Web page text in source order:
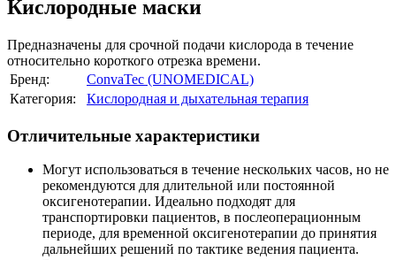
Кислородные маски
Предназначены для срочной подачи кислорода в течение
относительно короткого отрезка времени.
Бренд:
ConvaTec (UNOMEDICAL)
Категория:
Кислородная и дыхательная терапия
Отличительные характеристики
Могут использоваться в течение нескольких часов, но не
рекомендуются для длительной или постоянной
оксигенотерапии. Идеально подходят для
транспортировки пациентов, в послеоперационным
периоде, для временной оксигенотерапии до принятия
дальнейших решений по тактике ведения пациента.